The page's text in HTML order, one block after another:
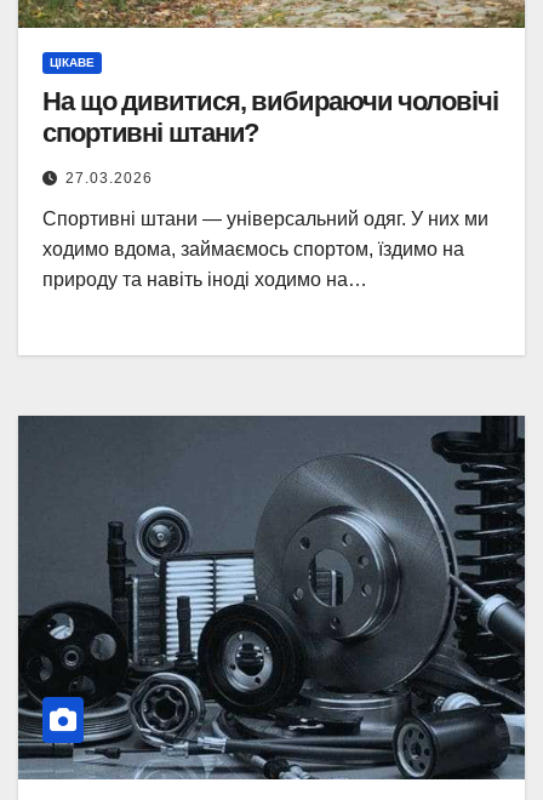
ЦІКАВЕ
На що дивитися, вибираючи чоловічі
спортивні штани?
27.03.2026
Спортивні штани — універсальний одяг. У них ми
ходимо вдома, займаємось спортом, їздимо на
природу та навіть іноді ходимо на…